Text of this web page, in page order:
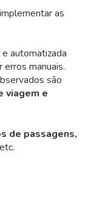
as
automatizada
manuais.
são
viagem e
de passagens,